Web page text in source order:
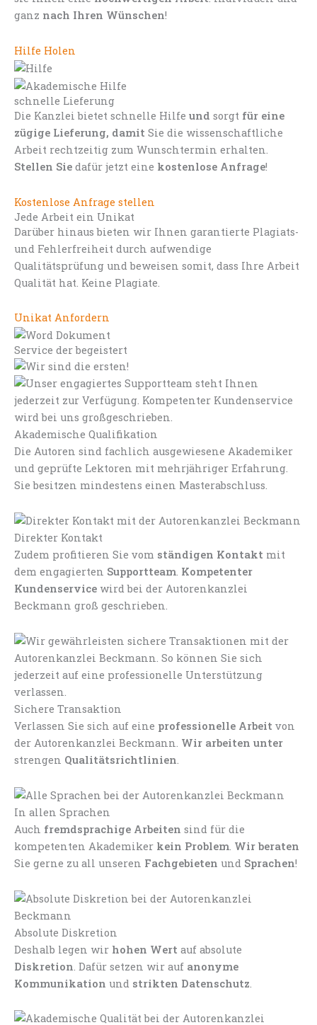
ganz nach Ihren Wünschen!
Hilfe Holen
schnelle Lieferung
Die Kanzlei bietet schnelle Hilfe und sorgt für eine
zügige Lieferung, damit Sie die wissenschaftliche
Arbeit rechtzeitig zum Wunschtermin erhalten.
Stellen Sie dafür jetzt eine kostenlose Anfrage!
Kostenlose Anfrage stellen
Jede Arbeit ein Unikat
Darüber hinaus bieten wir Ihnen garantierte Plagiats-
und Fehlerfreiheit durch aufwendige
Qualitätsprüfung und beweisen somit, dass Ihre Arbeit
Qualität hat. Keine Plagiate.
Unikat Anfordern
Service der begeistert
Akademische Qualifikation
Die Autoren sind fachlich ausgewiesene Akademiker
und geprüfte Lektoren mit mehrjähriger Erfahrung.
Sie besitzen mindestens einen Masterabschluss.
Direkter Kontakt
Zudem profitieren Sie vom ständigen Kontakt mit
dem engagierten Supportteam. Kompetenter
Kundenservice wird bei der Autorenkanzlei
Beckmann groß geschrieben.
Sichere Transaktion
Verlassen Sie sich auf eine professionelle Arbeit von
der Autorenkanzlei Beckmann. Wir arbeiten unter
strengen Qualitätsrichtlinien
In allen Sprachen
Auch fremdsprachige Arbeiten sind für die
kompetenten Akademiker kein Problem. Wir beraten
Sie gerne zu all unseren Fachgebieten und Sprachen!
Absolute Diskretion
Deshalb legen wir hohen Wert auf absolute
Diskretion. Dafür setzen wir auf anonyme
Kommunikation und strikten Datenschutz.